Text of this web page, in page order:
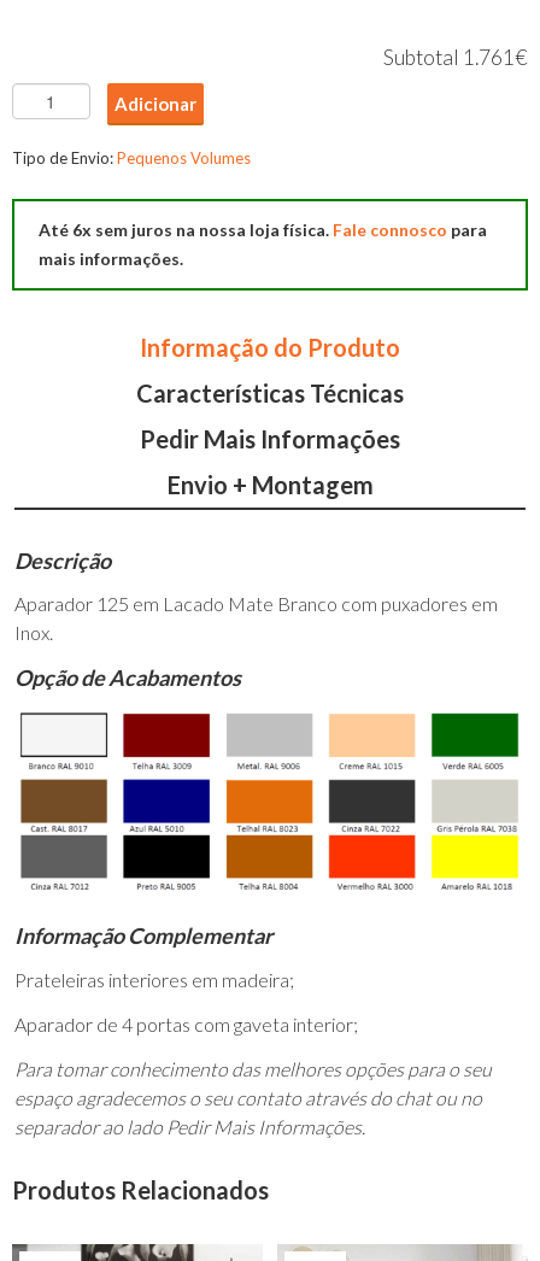
Subtotal 1.761€
Quantidade
de
Aparador
Adicionar
Tipo de Envio:Pequenos Volumes
Até 6x sem juros na nossa loja física. Fale connosco para
mais informações.
Informação do Produto
Características Técnicas
Pedir Mais Informações
Envio + Montagem
Descrição
Aparador 125 em Lacado Mate Branco com puxadores em
Inox.
Opção de Acabamentos
Informação Complementar
Prateleiras interiores em madeira;
Aparador de 4 portas com gaveta interior;
Para tomar conhecimento das melhores opções para o seu
espaço agradecemos o seu contato através do chat ou no
separador ao lado Pedir Mais Informações.
Produtos Relacionados